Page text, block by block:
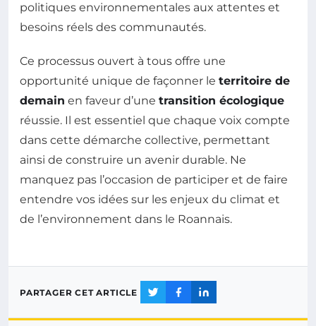
politiques environnementales aux attentes et
besoins réels des communautés.
Ce processus ouvert à tous offre une
opportunité unique de façonner le territoire de
demain en faveur d’une transition écologique
réussie. Il est essentiel que chaque voix compte
dans cette démarche collective, permettant
ainsi de construire un avenir durable. Ne
manquez pas l’occasion de participer et de faire
entendre vos idées sur les enjeux du climat et
de l’environnement dans le Roannais.
PARTAGER CET ARTICLE